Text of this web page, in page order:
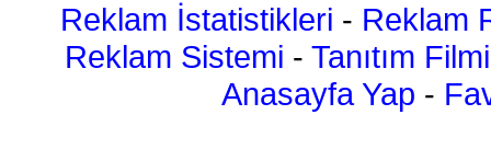
Reklam İstatistikleri - Reklam
Reklam Sistemi - Tanıtım Filmi
Anasayfa Yap -